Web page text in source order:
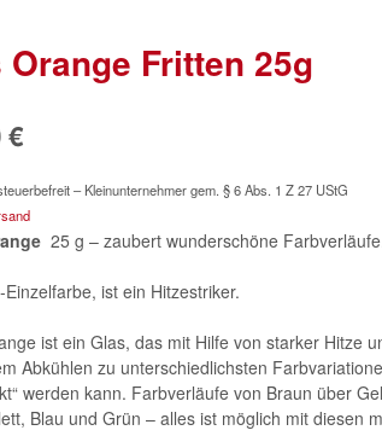
Fritten 25g
€
– Kleinunternehmer gem. § 6 Abs. 1 Z 27 UStG
25 g – zaubert wunderschöne
Einzelfarbe, ist ein Hitzestriker.
ist ein Glas, das mit Hilfe von starker Hitze
Abkühlen zu unterschiedlichsten
werden kann. Farbverläufe von Braun über
Blau und Grün – alles ist möglich mit diesen